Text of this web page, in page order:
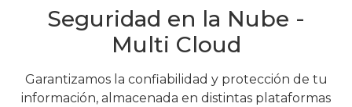
Seguridad en la Nube -
Multi Cloud
Garantizamos la confiabilidad y protección de tu
información, almacenada en distintas plataformas